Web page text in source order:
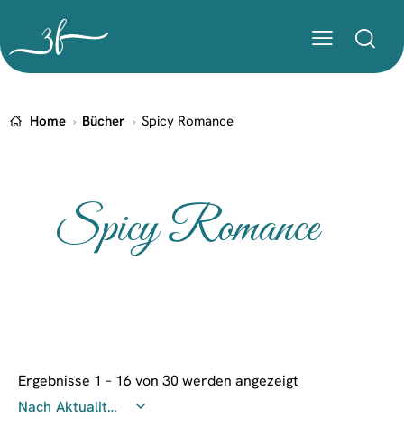
Home Bücher Spicy Romance
Spicy Romance
Ergebnisse 1 – 16 von 30 werden angezeigt